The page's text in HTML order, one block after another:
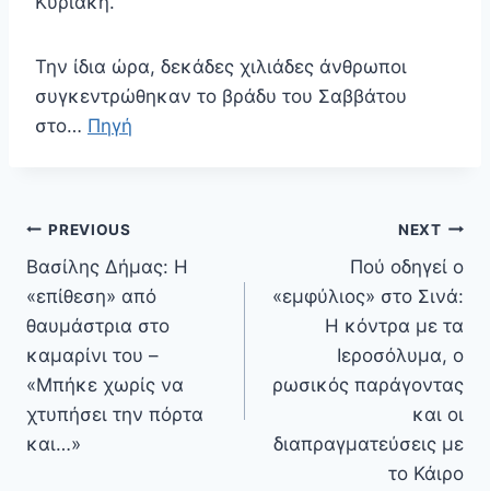
Την ίδια ώρα, δεκάδες χιλιάδες άνθρωποι
συγκεντρώθηκαν το βράδυ του Σαββάτου
στο… Πηγή
Πλοήγηση
άρθρων
PREVIOUS
Βασίλης Δήμας: Η
«επίθεση» από
θαυμάστρια στο
καμαρίνι του –
«Μπήκε χωρίς να
χτυπήσει την πόρτα
και…»
NEXT
Πού οδηγεί ο
«εμφύλιος» στο Σινά:
Η κόντρα με τα
Ιεροσόλυμα, ο
ρωσικός παράγοντας
και οι
διαπραγματεύσεις με
το Κάιρο